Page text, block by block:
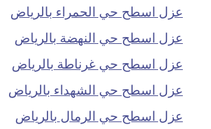
عزل اسطح حي الحمراء بالرياض
عزل اسطح حي النهضة بالرياض
عزل اسطح حي غرناطة بالرياض
عزل اسطح حي الشهداء بالرياض
عزل اسطح حي الرمال بالرياض